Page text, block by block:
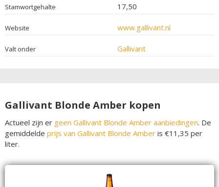
Stamwortgehalte 17,50
Website www.gallivant.nl
Valt onder Gallivant
Gallivant Blonde Amber kopen
Actueel zijn er geen Gallivant Blonde Amber aanbiedingen. De
gemiddelde prijs van Gallivant Blonde Amber is €11,35 per
liter.